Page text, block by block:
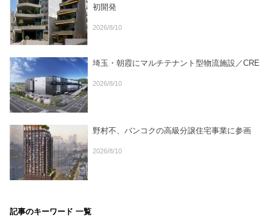
初開発
2026/8/10
埼玉・朝霞にマルチテナント型物流施設／CRE
2026/8/10
野村不、バンコクの高級分譲住宅事業に参画
2026/8/10
記事のキーワード 一覧